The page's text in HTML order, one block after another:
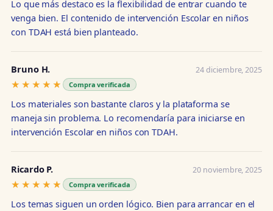
Lo que más destaco es la flexibilidad de entrar cuando te
venga bien. El contenido de intervención Escolar en niños
con TDAH está bien planteado.
Bruno H. 24 diciembre, 2025
★★★★★
★★★★★ Compra verificada
Los materiales son bastante claros y la plataforma se
maneja sin problema. Lo recomendaría para iniciarse en
intervención Escolar en niños con TDAH.
Ricardo P. 20 noviembre, 2025
★★★★★
★★★★★ Compra verificada
Los temas siguen un orden lógico. Bien para arrancar en el